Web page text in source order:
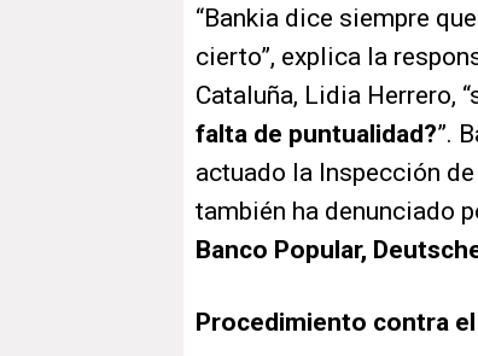
“Bankia dice siempre
cierto”, explica la
Cataluña, Lidia Herrero,
falta de puntualidad?”.
actuado la Inspección
también ha denunciado
Banco Popular,
Procedimiento contra